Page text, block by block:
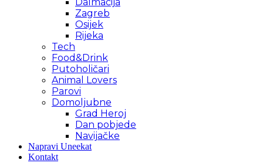
Dalmacija
Zagreb
Osijek
Rijeka
Tech
Food&Drink
Putoholičari
Animal Lovers
Parovi
Domoljubne
Grad Heroj
Dan pobjede
Navijačke
Napravi Uneekat
Kontakt